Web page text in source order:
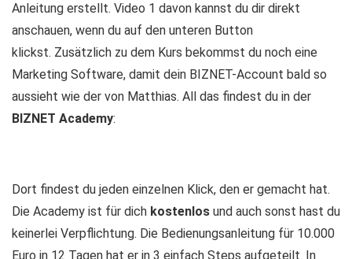
Anleitung erstellt. Video 1 davon kannst du dir direkt
anschauen, wenn du auf den unteren Button
klickst. Zusätzlich zu dem Kurs bekommst du noch eine
Marketing Software, damit dein BIZNET-Account bald so
aussieht wie der von Matthias. All das findest du in der
BIZNET Academy:
Dort findest du jeden einzelnen Klick, den er gemacht hat.
Die Academy ist für dich kostenlos und auch sonst hast du
keinerlei Verpflichtung. Die Bedienungsanleitung für 10.000
Euro in 12 Tagen hat er in 3 einfach Steps aufgeteilt. In